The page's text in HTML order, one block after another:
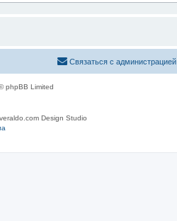
Связаться с администрацией
phpBB Limited
Design Studio